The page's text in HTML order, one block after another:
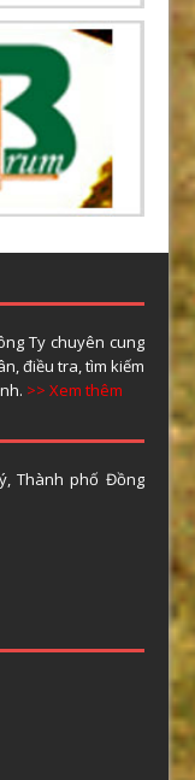
Ty chuyên cung
điều tra, tìm kiếm
>> Xem thêm
Thành phố Đồng